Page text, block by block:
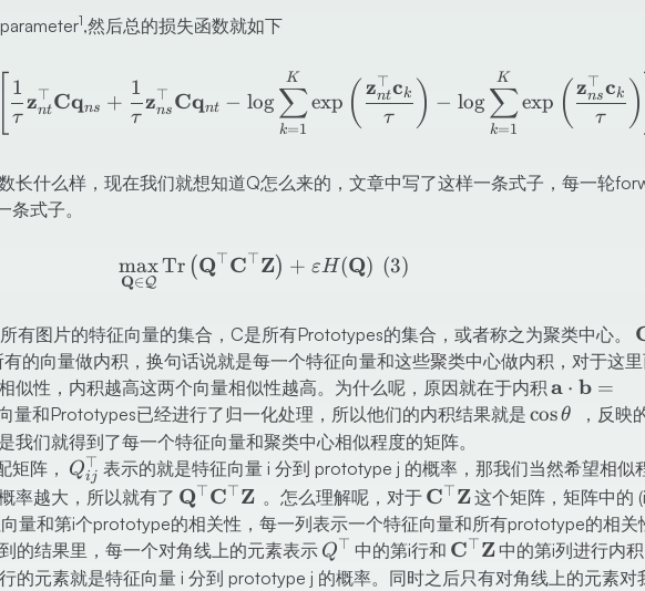
1,然后总的损失函数就如下
-\frac{1}{N} \sum_{n=1}^N
τ
1
znt
⊤ Cqns +
τ
1
zns
⊤ Cqnt − log
k=1
∑
K
exp ( τ
znt
⊤ ck ) − log
k=1
∑
K
exp ( τ
zns
⊤ ck )
长什么样，现在我们就想知道Q怎么来的，文章中写了这样一条式子，每一轮
式子。
\max _{\mathbf{Q} \in
Q∈Q
maxTr (Q⊤C⊤Z) + εH(Q) (3)
有图片的特征向量的集合，C是所有Prototypes的集合，或者称之为聚类中心。
的向量做内积，换句话说就是每一个特征向量和这些聚类中心做内积，对于这里
似性，内积越高这两个向量相似性越高。为什么呢，原因就在于内积 a ⋅ b =
量和Prototypes已经进行了归一化处理，所以他们的内积结果就是 \cos
cosθ
，反映
我们就得到了每一个特征向量和聚类中心相似程度的矩阵。
矩阵， Q_{ij}^{\top}
Qij
⊤ 表示的就是特征向量 i 分到 prototype j 的概率，那我们当然希望相似
率越大，所以就有了 \mathbf{Q}^{\top}
\mathbf{C}^{\top}
\mathbf{Z}
Q⊤C⊤Z 。怎么理解呢，对于 \mathbf{C}^{\top}
\mathbf{Z}
C⊤Z这个矩阵，矩阵中的
量和第i个prototype的相关性，每一列表示一个特征向量和所有prototype的相关
的结果里，每一个对角线上的元素表示 Q^{\top}
Q⊤ 中的第i行和 \mathbf{C}^{\top}
\mathbf{Z}
C⊤Z 中的第i列进行内
的元素就是特征向量 i 分到 prototype j 的概率。同时之后只有对角线上的元素对